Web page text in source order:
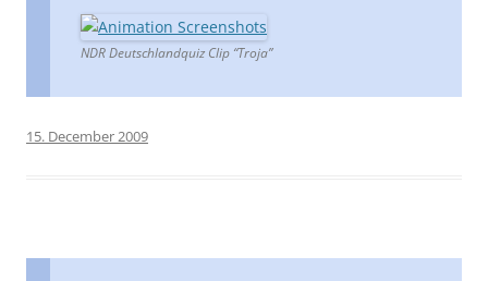
NDR Deutschlandquiz Clip “Troja”
15. December 2009